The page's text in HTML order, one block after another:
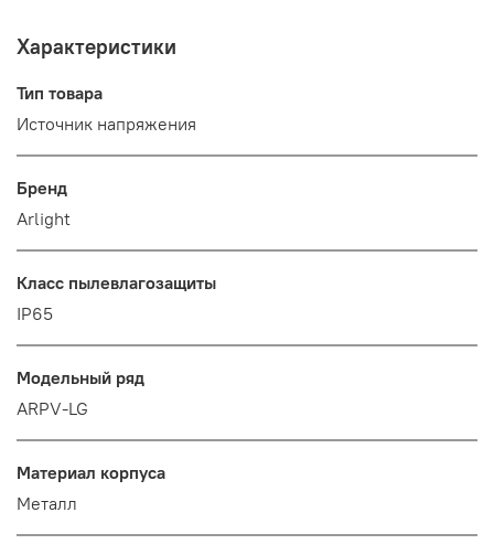
Характеристики
Тип товара
Источник напряжения
Бренд
Arlight
Класс пылевлагозащиты
IP65
Модельный ряд
ARPV-LG
Материал корпуса
Металл